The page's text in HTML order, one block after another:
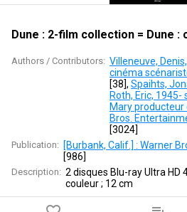
=
Dune
films
Dune : 2-film collection = Dune :
Authors / Contributors: Villeneuve,
cinéma
[38], Spaihts,
Roth, Eric, 1945-
Mary producteur
Bros.
[3024]
Publication: [Burbank, Calif.] : Warner
[986]
Description: 2 disques Blu-ray Ultra HD
couleur ; 12 cm